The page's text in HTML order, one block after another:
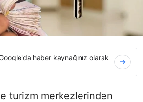
haber kaynağınız olarak
turizm merkezlerinden